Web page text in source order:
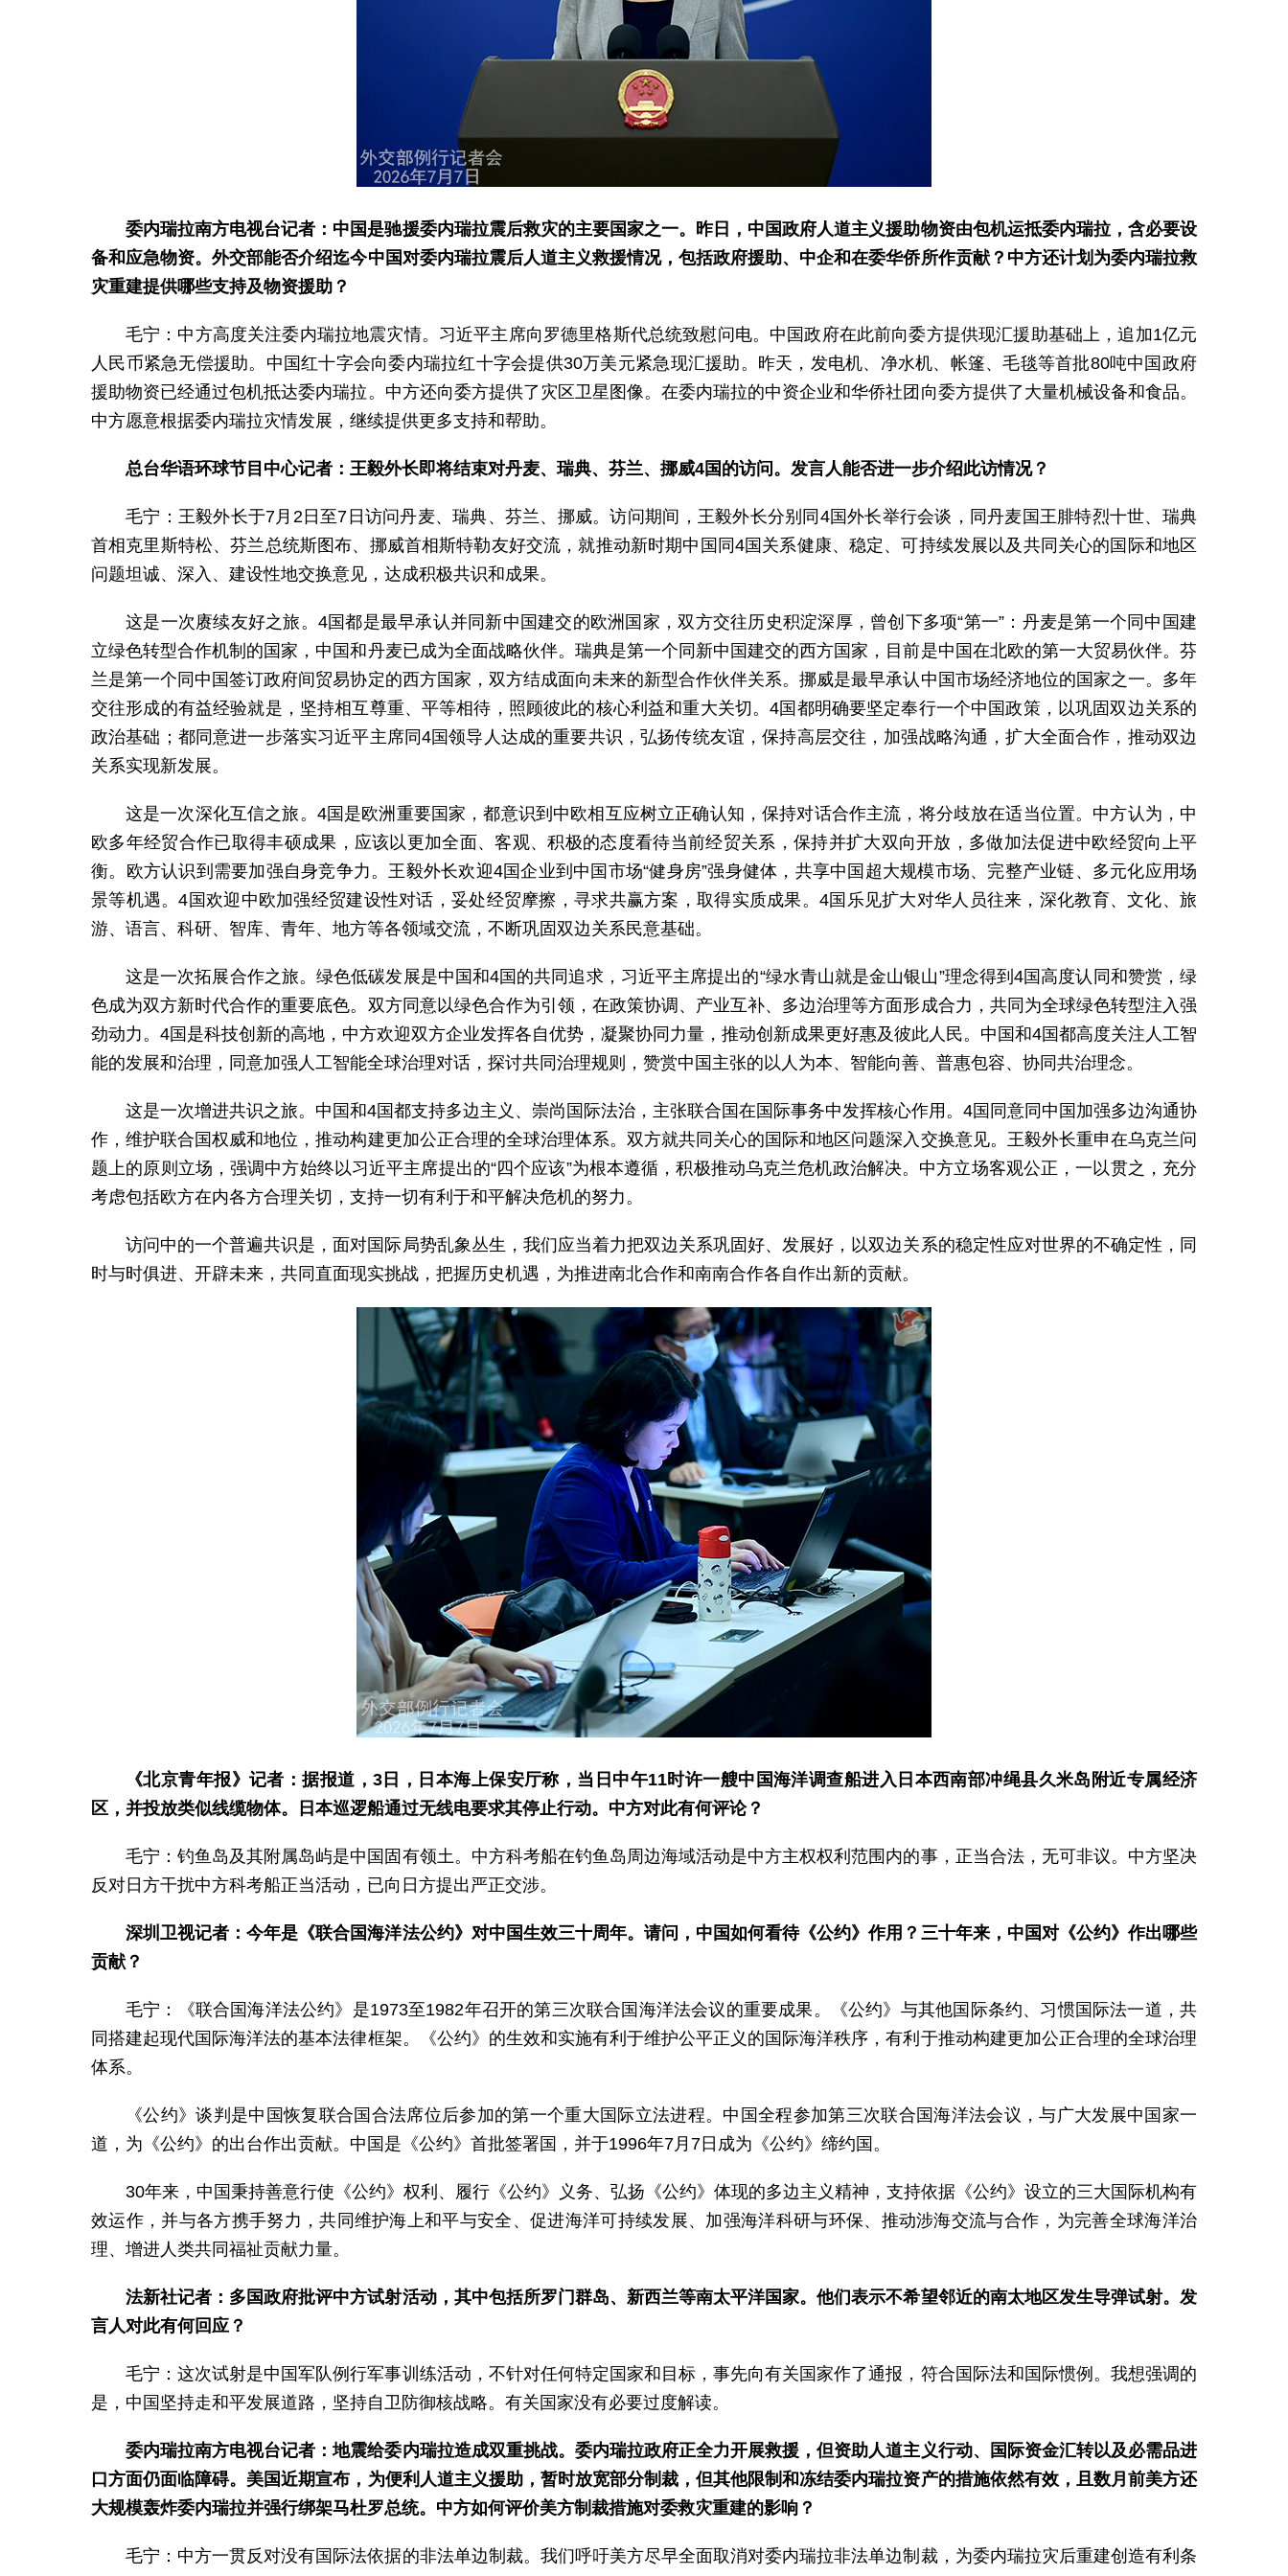
委内瑞拉南方电视台记者：中国是驰援委内瑞拉震后救灾的主要国家之一。昨日，中国政府人道主义援助物资由包机运抵委内瑞拉，含必要设
备和应急物资。外交部能否介绍迄今中国对委内瑞拉震后人道主义救援情况，包括政府援助、中企和在委华侨所作贡献？中方还计划为委内瑞拉救
灾重建提供哪些支持及物资援助？
毛宁：中方高度关注委内瑞拉地震灾情。习近平主席向罗德里格斯代总统致慰问电。中国政府在此前向委方提供现汇援助基础上，追加1亿元
人民币紧急无偿援助。中国红十字会向委内瑞拉红十字会提供30万美元紧急现汇援助。昨天，发电机、净水机、帐篷、毛毯等首批80吨中国政府
援助物资已经通过包机抵达委内瑞拉。中方还向委方提供了灾区卫星图像。在委内瑞拉的中资企业和华侨社团向委方提供了大量机械设备和食品。
中方愿意根据委内瑞拉灾情发展，继续提供更多支持和帮助。
总台华语环球节目中心记者：王毅外长即将结束对丹麦、瑞典、芬兰、挪威4国的访问。发言人能否进一步介绍此访情况？
毛宁： 王毅外长于7月2日至7日访问丹麦、瑞典、芬兰、挪威。访问期间，王毅外长分别同4国外长举行会谈，同丹麦国王腓特烈十世、瑞典
首相克里斯特松、芬兰总统斯图布、挪威首相斯特勒友好交流，就推动新时期中国同4国关系健康、稳定、可持续发展以及共同关心的国际和地区
问题坦诚、深入、建设性地交换意见，达成积极共识和成果。
这是一次赓续友好之旅。4国都是最早承认并同新中国建交的欧洲国家，双方交往历史积淀深厚，曾创下多项“第一”：丹麦是第一个同中国建
立绿色转型合作机制的国家，中国和丹麦已成为全面战略伙伴。瑞典是第一个同新中国建交的西方国家，目前是中国在北欧的第一大贸易伙伴。芬
兰是第一个同中国签订政府间贸易协定的西方国家，双方结成面向未来的新型合作伙伴关系。挪威是最早承认中国市场经济地位的国家之一。多年
交往形成的有益经验就是，坚持相互尊重、平等相待，照顾彼此的核心利益和重大关切。4国都明确要坚定奉行一个中国政策，以巩固双边关系的
政治基础；都同意进一步落实习近平主席同4国领导人达成的重要共识，弘扬传统友谊，保持高层交往，加强战略沟通，扩大全面合作，推动双边
关系实现新发展。
这是一次深化互信之旅。4国是欧洲重要国家，都意识到中欧相互应树立正确认知，保持对话合作主流，将分歧放在适当位置。 中方认为，中
欧多年经贸合作已取得丰硕成果，应该以更加全面、客观、积极的态度看待当前经贸关系，保持并扩大双向开放，多做加法促进中欧经贸向上平
衡。欧方认识到需要加强自身竞争力。王毅外长欢迎4国企业到中国市场“健身房”强身健体，共享中国超大规模市场、完整产业链、多元化应用场
景等机遇。4国欢迎中欧加强经贸建设性对话，妥处经贸摩擦，寻求共赢方案，取得实质成果。4国乐见扩大对华人员往来，深化教育、文化、旅
游、语言、科研、智库、青年、地方等各领域交流，不断巩固双边关系民意基础。
这是一次拓展合作之旅。绿色低碳发展是中国和4国的共同追求，习近平主席提出的“绿水青山就是金山银山”理念得到4国高度认同和赞赏，绿
色成为双方新时代合作的重要底色。双方同意以绿色合作为引领，在政策协调、产业互补、多边治理等方面形成合力，共同为全球绿色转型注入强
劲动力。4国是科技创新的高地，中方欢迎双方企业发挥各自优势，凝聚协同力量，推动创新成果更好惠及彼此人民。中国和4国都高度关注人工智
能的发展和治理，同意加强人工智能全球治理对话，探讨共同治理规则，赞赏中国主张的以人为本、智能向善、普惠包容、协同共治理念。
这是一次增进共识之旅。中国和4国都支持多边主义、崇尚国际法治，主张联合国在国际事务中发挥核心作用。4国同意同中国加强多边沟通协
作，维护联合国权威和地位，推动构建更加公正合理的全球治理体系。双方就共同关心的国际和地区问题深入交换意见。王毅外长重申在乌克兰问
题上的原则立场，强调中方始终以习近平主席提出的“四个应该”为根本遵循，积极推动乌克兰危机政治解决。中方立场客观公正，一以贯之，充分
考虑包括欧方在内各方合理关切，支持一切有利于和平解决危机的努力。
访问中的一个普遍共识是，面对国际局势乱象丛生，我们应当着力把双边关系巩固好、发展好，以双边关系的稳定性应对世界的不确定性，同
时与时俱进、开辟未来，共同直面现实挑战，把握历史机遇，为推进南北合作和南南合作各自作出新的贡献。
《北京青年报》记者：据报道，3日，日本海上保安厅称，当日中午11时许一艘中国海洋调查船进入日本西南部冲绳县久米岛附近专属经济
区，并投放类似线缆物体。日本巡逻船通过无线电要求其停止行动。中方对此有何评论？
毛宁：钓鱼岛及其附属岛屿是中国固有领土。中方科考船在钓鱼岛周边海域活动是中方主权权利范围内的事，正当合法，无可非议。中方坚决
反对日方干扰中方科考船正当活动，已向日方提出严正交涉。
深圳卫视记者：今年是《联合国海洋法公约》对中国生效三十周年。请问，中国如何看待《公约》作用？三十年来，中国对《公约》作出哪些
贡献？
毛宁：《联合国海洋法公约》是1973至1982年召开的第三次联合国海洋法会议的重要成果。《公约》与其他国际条约、习惯国际法一道，共
同搭建起现代国际海洋法的基本法律框架。《公约》的生效和实施有利于维护公平正义的国际海洋秩序，有利于推动构建更加公正合理的全球治理
体系。
《公约》谈判是中国恢复联合国合法席位后参加的第一个重大国际立法进程。中国全程参加第三次联合国海洋法会议，与广大发展中国家一
道，为《公约》的出台作出贡献。中国是《公约》首批签署国，并于1996年7月7日成为《公约》缔约国。
30年来，中国秉持善意行使《公约》权利、履行《公约》义务、弘扬《公约》体现的多边主义精神，支持依据《公约》设立的三大国际机构有
效运作，并与各方携手努力，共同维护海上和平与安全、促进海洋可持续发展、加强海洋科研与环保、推动涉海交流与合作，为完善全球海洋治
理、增进人类共同福祉贡献力量。
法新社记者：多国政府批评中方试射活动，其中包括所罗门群岛、新西兰等南太平洋国家。他们表示不希望邻近的南太地区发生导弹试射。发
言人对此有何回应？
毛宁：这次试射是中国军队例行军事训练活动，不针对任何特定国家和目标，事先向有关国家作了通报，符合国际法和国际惯例。我想强调的
是，中国坚持走和平发展道路，坚持自卫防御核战略。有关国家没有必要过度解读。
委内瑞拉南方电视台记者：地震给委内瑞拉造成双重挑战。委内瑞拉政府正全力开展救援，但资助人道主义行动、国际资金汇转以及必需品进
口方面仍面临障碍。美国近期宣布，为便利人道主义援助，暂时放宽部分制裁，但其他限制和冻结委内瑞拉资产的措施依然有效，且数月前美方还
大规模轰炸委内瑞拉并强行绑架马杜罗总统。中方如何评价美方制裁措施对委救灾重建的影响？
毛宁：中方一贯反对没有国际法依据的非法单边制裁。我们呼吁美方尽早全面取消对委内瑞拉非法单边制裁，为委内瑞拉灾后重建创造有利条